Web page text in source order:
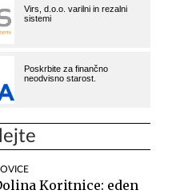
Koritnice: eden